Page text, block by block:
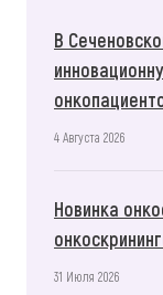
В
4 Августа 2026
Новинка
31 Июля 2026